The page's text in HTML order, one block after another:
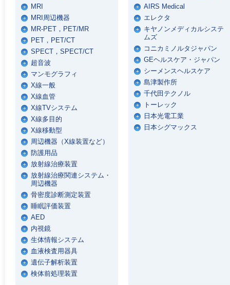
MRI
MRI周辺機器
MR-PET，PET/MR
PET，PET/CT
SPECT，SPECT/CT
超音波
マンモグラフィ
X線一般
X線血管
X線TVシステム
X線多目的
X線移動型
周辺機器（X線装置など）
防護用品
放射線治療装置
放射線治療関連システム・
周辺機器
骨密度診断測定装置
睡眠評価装置
AED
内視鏡
生体情報システム
血液検査用器具
遺伝子解析装置
検体前処理装置
AIRS Medical
エレクタ
キヤノンメディカルシステ
ムズ
コニカミノルタジャパン
GEヘルスケア・ジャパン
シーメンスヘルスケア
島津製作所
千代田テクノル
トーレック
日本光電工業
日本シグマックス